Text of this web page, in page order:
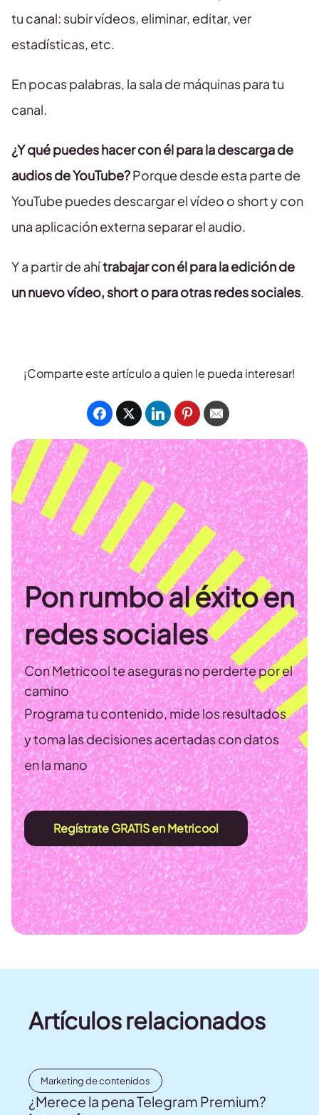
tu canal: subir vídeos, eliminar, editar, ver
estadísticas, etc.
En pocas palabras, la sala de máquinas para tu
canal.
¿Y qué puedes hacer con él para la descarga de
audios de YouTube?Porque desde esta parte de
YouTube puedes descargar el vídeo o short y con
una aplicación externa separar el audio.
Y a partir de ahítrabajar con él para la edición de
un nuevo vídeo, short o para otras redes sociales.
¡Comparte este artículo a quien le pueda interesar!
Pon rumbo al éxito en
redes sociales
Con Metricool te aseguras no perderte por el
camino
Programa tu contenido, mide los resultados
y toma las decisiones acertadas con datos
en la mano
Regístrate GRATIS en Metricool
Artículos relacionados
Marketing de contenidos
¿Merece la pena Telegram Premium?